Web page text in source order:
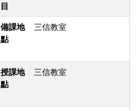
目
備課地
點
三信教室
授課地
點
三信教室